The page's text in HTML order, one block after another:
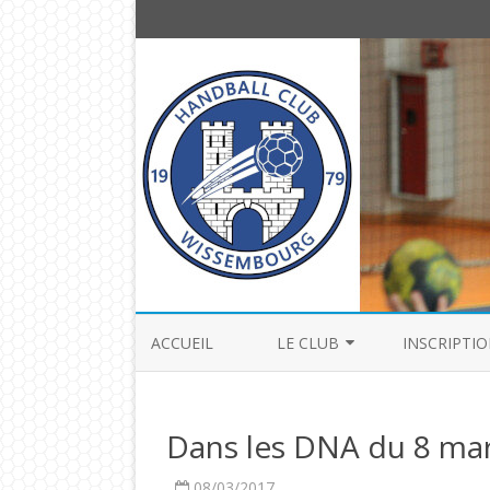
ACCUEIL LE CLUB
HISTOIRE
Dans les DNA du 8